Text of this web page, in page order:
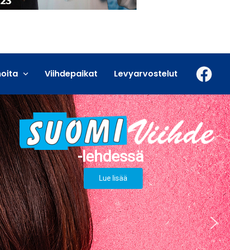
Viihdepaikat Levyarvostelut
Lue lisää